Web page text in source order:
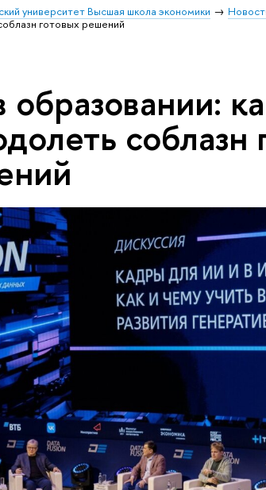
университет Высшая школа экономики
готовых решений
соблазн